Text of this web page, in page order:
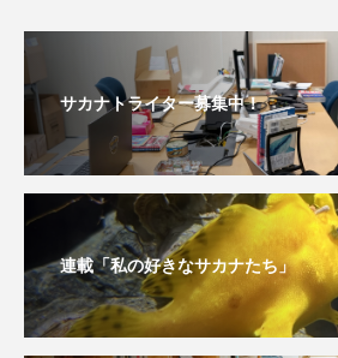
チョウクラゲ チョウザメ
チリメンモンスター チンアナ
ツキヒハナダイ テナガエビ
トゲウオ トド トラウツ
トラフザメ トラフシャコ
ドキュメンタリー ドジョウ
サカナトライター募集中！
連載「私の好きなサカナたち」